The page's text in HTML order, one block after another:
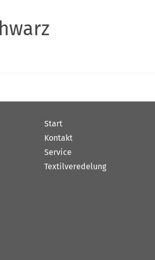
Start
Kontakt
Service
Textilveredelung